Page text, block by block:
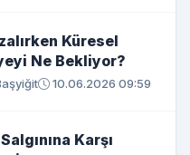
Küresel
Ne Bekliyor?
10.06.2026 09:59
Karşı